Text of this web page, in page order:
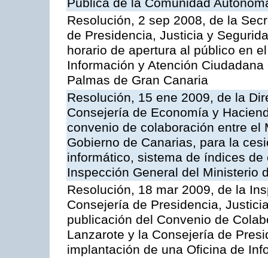
Pública de la Comunidad
Resolución, 2 sep 2008, de la
de Presidencia, Justicia y
horario de apertura al público en
Información y Atención
Palmas de Gran Canaria
Resolución, 15 ene 2009, de la
Consejería de Economía y
convenio de colaboración entre
Gobierno de Canarias, para la
informático, sistema de índices
Inspección General del Ministerio
Resolución, 18 mar 2009, de la
Consejería de Presidencia,
publicación del Convenio de
Lanzarote y la Consejería de
implantación de una Oficina de